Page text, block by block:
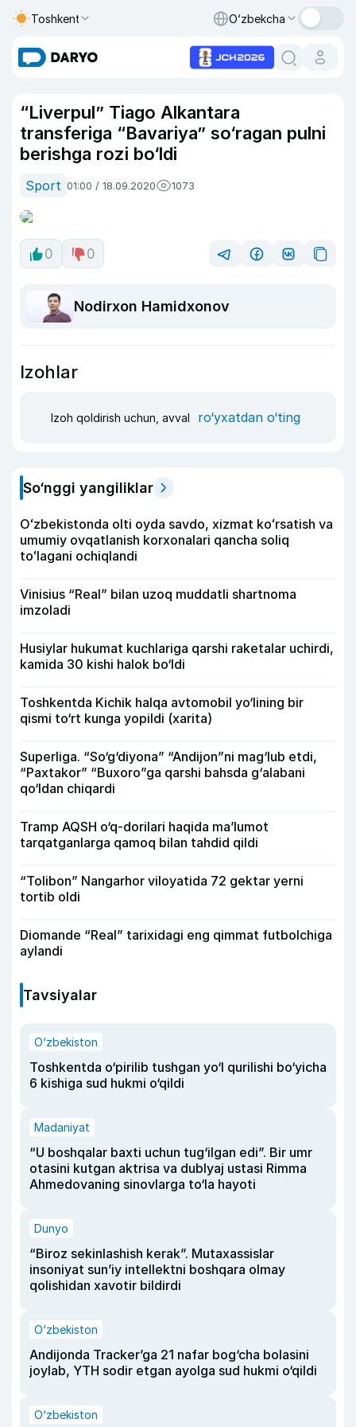
Toshkent O‘zbekcha
“Liverpul” Tiago Alkantara
transferiga “Bavariya” so‘ragan pulni
berishga rozi bo‘ldi
Sport 01:00 / 18.09.2020 1073
0 0
Nodirxon Hamidxonov
Izohlar
Izoh qoldirish uchun, avval ro‘yxatdan o‘ting
So‘nggi yangiliklar
Oʻzbekistonda olti oyda savdo, xizmat koʻrsatish va
umumiy ovqatlanish korxonalari qancha soliq
toʻlagani ochiqlandi
Vinisius “Real” bilan uzoq muddatli shartnoma
imzoladi
Husiylar hukumat kuchlariga qarshi raketalar uchirdi,
kamida 30 kishi halok bo‘ldi
Toshkentda Kichik halqa avtomobil yo‘lining bir
qismi to‘rt kunga yopildi (xarita)
Superliga. “So‘g‘diyona” “Andijon”ni mag‘lub etdi,
“Paxtakor” “Buxoro”ga qarshi bahsda g‘alabani
qo‘ldan chiqardi
Tramp AQSH o‘q-dorilari haqida ma’lumot
tarqatganlarga qamoq bilan tahdid qildi
“Tolibon” Nangarhor viloyatida 72 gektar yerni
tortib oldi
Diomande “Real” tarixidagi eng qimmat futbolchiga
aylandi
Tavsiyalar
O‘zbekiston
Toshkentda o‘pirilib tushgan yo‘l qurilishi bo‘yicha
6 kishiga sud hukmi o‘qildi
Madaniyat
“U boshqalar baxti uchun tug‘ilgan edi”. Bir umr
otasini kutgan aktrisa va dublyaj ustasi Rimma
Ahmedovaning sinovlarga to‘la hayoti
Dunyo
“Biroz sekinlashish kerak”. Mutaxassislar
insoniyat sun’iy intellektni boshqara olmay
qolishidan xavotir bildirdi
O‘zbekiston
Andijonda Tracker’ga 21 nafar bog‘cha bolasini
joylab, YTH sodir etgan ayolga sud hukmi o‘qildi
O‘zbekiston